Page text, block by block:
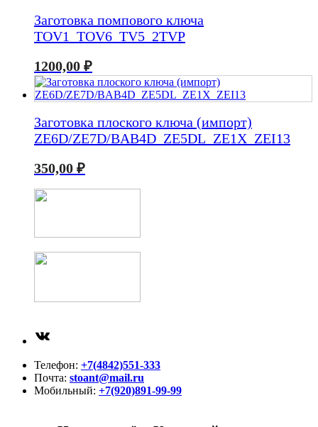
Заготовка помпового ключа
TOV1_TOV6_TV5_2TVP
1200,00 ₽
Заготовка плоского ключа (импорт)
ZE6D/ZE7D/BAB4D_ZE5DL_ZE1X_ZEI13
350,00 ₽
Телефон: +7(4842)551-333
Почта: stoant@mail.ru
Мобильный: +7(920)891-99-99